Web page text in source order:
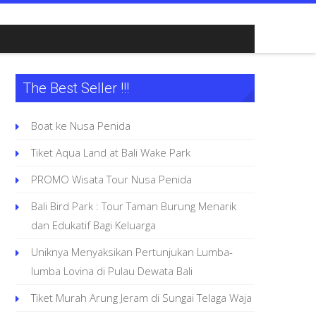
The Best Seller !!!
Boat ke Nusa Penida
Tiket Aqua Land at Bali Wake Park
PROMO Wisata Tour Nusa Penida
Bali Bird Park : Tour Taman Burung Menarik
dan Edukatif Bagi Keluarga
Uniknya Menyaksikan Pertunjukan Lumba-
lumba Lovina di Pulau Dewata Bali
Tiket Murah Arung Jeram di Sungai Telaga Waja